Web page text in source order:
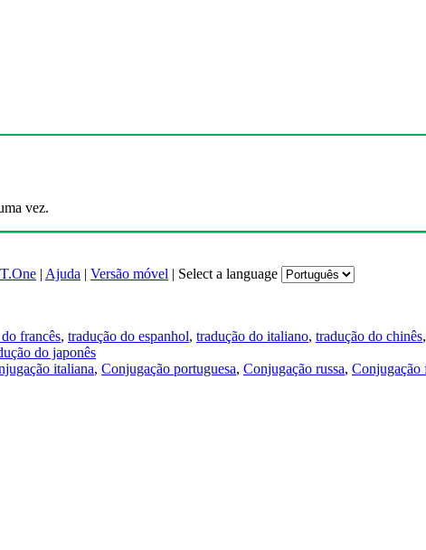
vez.
| Ajuda | Versão móvel | Select a language
francês, tradução do espanhol, tradução do italiano, tradução do chinês,
do japonês
italiana, Conjugação portuguesa, Conjugação russa, Conjugação